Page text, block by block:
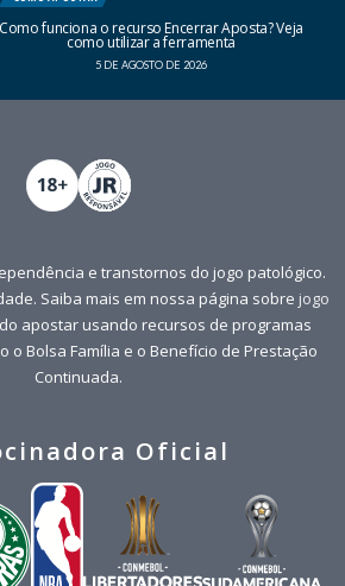
Como funciona o recurso Encerrar Aposta? Veja
como utilizar a ferramenta
5 DE AGOSTO DE 2026
e transtornos do jogo patológico.
Saiba mais em nossa página sobre jogo
apostar usando recursos de programas
o Bolsa Família e o Benefício de Prestação
Continuada.
Oficial